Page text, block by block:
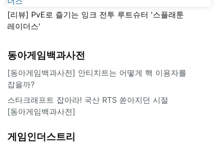
[리뷰] PvE로 즐기는 잉크 전투 루트슈터 '스플래툰
레이더스'
동아게임백과사전
[동아게임백과사전] 안티치트는 어떻게 핵 이용자를
잡을까?
스타크래프트 잡아라! 국산 RTS 쏟아지던 시절
[동아게임백과사전]
게임인더스트리